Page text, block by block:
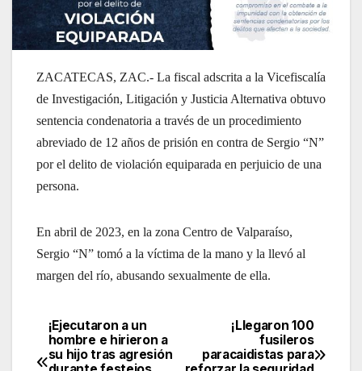
ZACATECAS, ZAC.- La fiscal adscrita a la Vicefiscalía
de Investigación, Litigación y Justicia Alternativa obtuvo
sentencia condenatoria a través de un procedimiento
abreviado de 12 años de prisión en contra de Sergio “N”
por el delito de violación equiparada en perjuicio de una
persona.
En abril de 2023, en la zona Centro de Valparaíso,
Sergio “N” tomó a la víctima de la mano y la llevó al
margen del río, abusando sexualmente de ella.
Navegación
¡Llegaron 100
fusileros
paracaidistas para
¡Ejecutaron a un
hombre e hirieron a
su hijo tras agresión